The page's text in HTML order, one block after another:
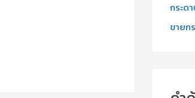
กระด
ขายก